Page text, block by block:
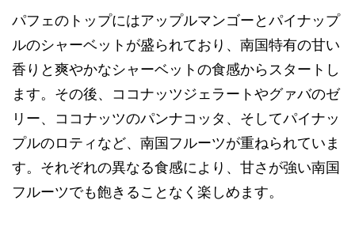
パフェのトップにはアップルマンゴーとパイナップ
ルのシャーベットが盛られており、南国特有の甘い
香りと爽やかなシャーベットの食感からスタートし
ます。その後、ココナッツジェラートやグァバのゼ
リー、ココナッツのパンナコッタ、そしてパイナッ
プルのロティなど、南国フルーツが重ねられていま
す。それぞれの異なる食感により、甘さが強い南国
フルーツでも飽きることなく楽しめます。